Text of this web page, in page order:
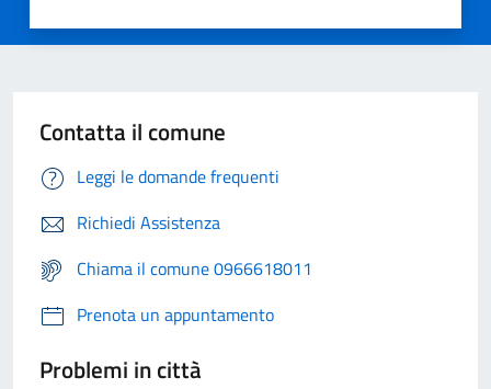
Contatta il comune
Leggi le domande frequenti
Richiedi Assistenza
Chiama il comune 0966618011
Prenota un appuntamento
Problemi in città